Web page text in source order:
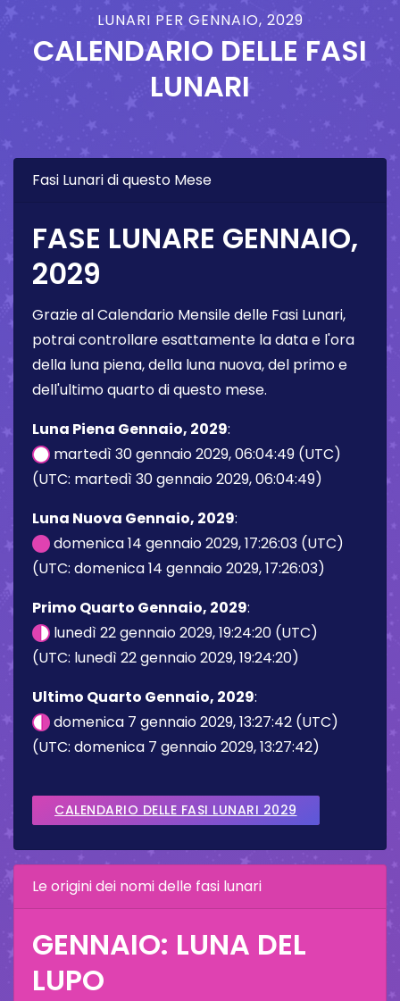
LUNARI PER GENNAIO, 2029
CALENDARIO DELLE FASI
LUNARI
Fasi Lunari di questo Mese
FASE LUNARE GENNAIO,
2029
Grazie al Calendario Mensile delle Fasi Lunari,
potrai controllare esattamente la data e l'ora
della luna piena, della luna nuova, del primo e
dell'ultimo quarto di questo mese.
Luna Piena Gennaio, 2029:
martedì 30 gennaio 2029, 06:04:49 (UTC)
(UTC: martedì 30 gennaio 2029, 06:04:49)
Luna Nuova Gennaio, 2029:
domenica 14 gennaio 2029, 17:26:03 (UTC)
(UTC: domenica 14 gennaio 2029, 17:26:03)
Primo Quarto Gennaio, 2029:
lunedì 22 gennaio 2029, 19:24:20 (UTC)
(UTC: lunedì 22 gennaio 2029, 19:24:20)
Ultimo Quarto Gennaio, 2029:
domenica 7 gennaio 2029, 13:27:42 (UTC)
(UTC: domenica 7 gennaio 2029, 13:27:42)
CALENDARIO DELLE FASI LUNARI 2029
Le origini dei nomi delle fasi lunari
GENNAIO: LUNA DEL
LUPO